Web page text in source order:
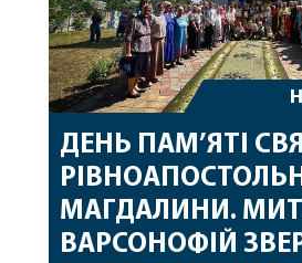
ДЕНЬ ПАМ’ЯТІ
МАГДАЛИНИ.
ВАРСОНОФІЙ